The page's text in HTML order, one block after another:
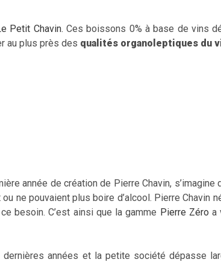
Petit Chavin. Ces boissons 0% à base de vins
au plus près des qualités organoleptiques du
année de création de Pierre Chavin, s’imagine
ne pouvaient plus boire d’alcool. Pierre Chavin
besoin. C’est ainsi que la gamme Pierre Zéro a
dernières années et la petite société dépasse